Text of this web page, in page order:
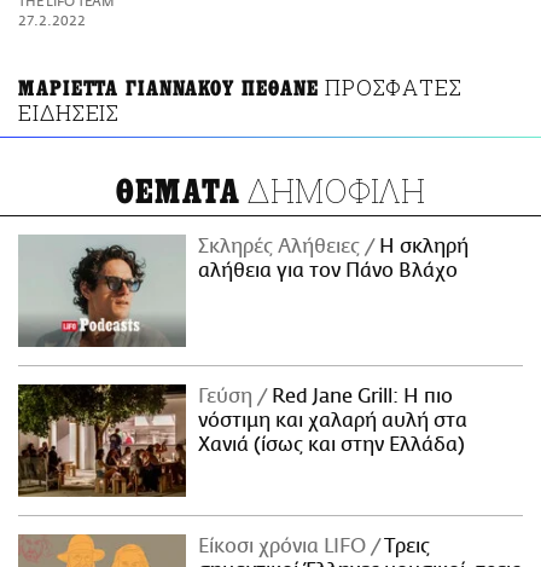
ΑΜΠΑ
27.2.2022
ΜΑΡΙΕΤΤΑ ΓΙΑΝΝΑΚΟΥ ΠΕΘΑΝΕ ΠΡΟΣΦΑΤΕΣ
ΕΙΔΗΣΕΙΣ
ΘΕΜΑΤΑ ΔΗΜΟΦΙΛΗ
Σκληρές Αλήθειες
H σκληρή
αλήθεια για τον Πάνο Βλάχο
Γεύση
Red Jane Grill: Η πιο
νόστιμη και χαλαρή αυλή στα
Χανιά (ίσως και στην Ελλάδα)
Είκοσι χρόνια LIFO
Tρεις